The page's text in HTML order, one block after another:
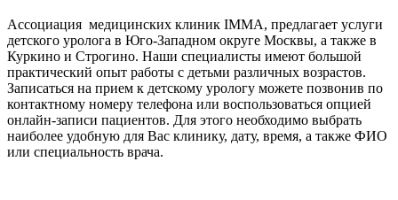
Ассоциация медицинских клиник IММА, предлагает услуги
детского уролога в Юго-Западном округе Москвы, а также в
Куркино и Строгино. Наши специалисты имеют большой
практический опыт работы с детьми различных возрастов.
Записаться на прием к детскому урологу можете позвонив по
контактному номеру телефона или воспользоваться опцией
онлайн-записи пациентов. Для этого необходимо выбрать
наиболее удобную для Вас клинику, дату, время, а также ФИО
или специальность врача.